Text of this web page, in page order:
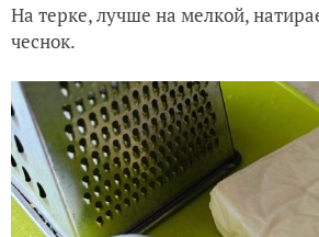
На терке, лучше на мелкой,
чеснок.